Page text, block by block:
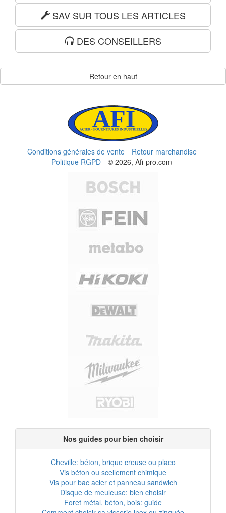
SAV SUR TOUS LES ARTICLES
DES CONSEILLERS
Retour en haut
Conditions générales de vente
Retour marchandise
Politique RGPD
© 2026, Afi-pro.com
Nos guides pour bien choisir
Cheville: béton, brique creuse ou placo
Vis béton ou scellement chimique
Vis pour bac acier et panneau sandwich
Disque de meuleuse: bien choisir
Foret métal, béton, bois: guide